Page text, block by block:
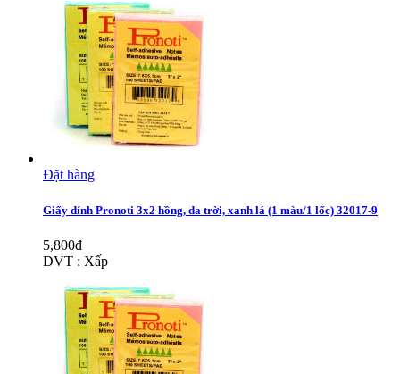
Đặt hàng
Giấy dính Pronoti 3x2 hồng, da trời, xanh lá (1 màu/1 lốc) 32017-9
5,800đ
DVT : Xấp